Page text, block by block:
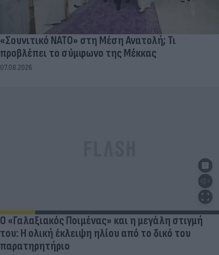
«Σουνιτικό ΝΑΤΟ» στη Μέση Ανατολή; Τι
προβλέπει το σύμφωνο της Μέκκας
07.08.2026
Ο «Γαλαξιακός Ποιμένας» και η μεγάλη στιγμή
του: Η ολική έκλειψη ηλίου από το δικό του
παρατηρητήριο